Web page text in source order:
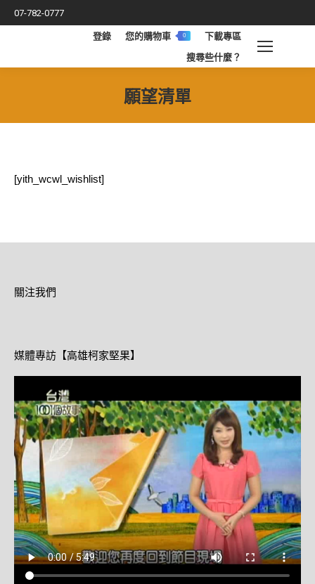
07-782-0777
登錄 您的購物車 0 下載專區
搜
索
搜尋些什麼？
願望清單
[yith_wcwl_wishlist]
關注我們
媒體專訪【高雄柯家堅果】